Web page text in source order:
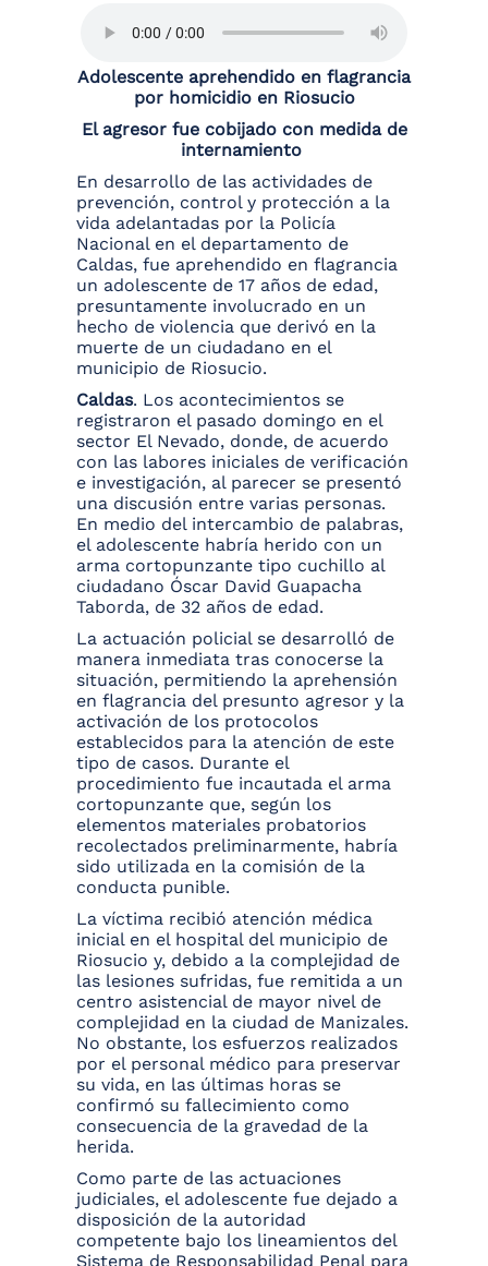
Adolescente aprehendido en flagrancia
por homicidio en Riosucio
El agresor fue cobijado con medida de
internamiento
En desarrollo de las actividades de
prevención, control y protección a la
vida adelantadas por la Policía
Nacional en el departamento de
Caldas, fue aprehendido en flagrancia
un adolescente de 17 años de edad,
presuntamente involucrado en un
hecho de violencia que derivó en la
muerte de un ciudadano en el
municipio de Riosucio.
Caldas. Los acontecimientos se
registraron el pasado domingo en el
sector El Nevado, donde, de acuerdo
con las labores iniciales de verificación
e investigación, al parecer se presentó
una discusión entre varias personas.
En medio del intercambio de palabras,
el adolescente habría herido con un
arma cortopunzante tipo cuchillo al
ciudadano Óscar David Guapacha
Taborda, de 32 años de edad.
La actuación policial se desarrolló de
manera inmediata tras conocerse la
situación, permitiendo la aprehensión
en flagrancia del presunto agresor y la
activación de los protocolos
establecidos para la atención de este
tipo de casos. Durante el
procedimiento fue incautada el arma
cortopunzante que, según los
elementos materiales probatorios
recolectados preliminarmente, habría
sido utilizada en la comisión de la
conducta punible.
La víctima recibió atención médica
inicial en el hospital del municipio de
Riosucio y, debido a la complejidad de
las lesiones sufridas, fue remitida a un
centro asistencial de mayor nivel de
complejidad en la ciudad de Manizales.
No obstante, los esfuerzos realizados
por el personal médico para preservar
su vida, en las últimas horas se
confirmó su fallecimiento como
consecuencia de la gravedad de la
herida.
Como parte de las actuaciones
judiciales, el adolescente fue dejado a
disposición de la autoridad
competente bajo los lineamientos del
Sistema de Responsabilidad Penal para